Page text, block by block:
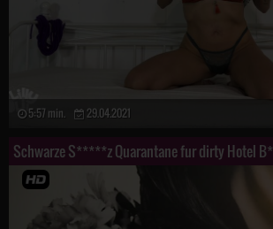
5:57 min. 29.04.2021
Schwarze S*****z Quarantane fur dirty Hotel